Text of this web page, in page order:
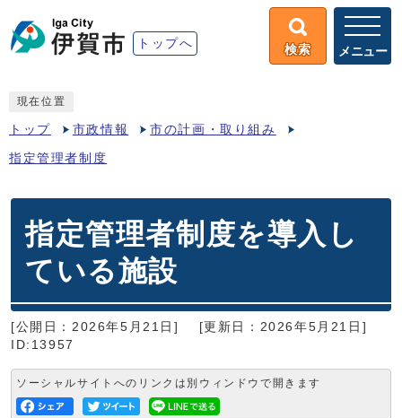
トップへ 検索 メニュー
現在位置
トップ 市政情報 市の計画・取り組み
指定管理者制度
指定管理者制度を導入し
ている施設
[公開日：2026年5月21日]
[更新日：2026年5月21日]
ID:13957
ソーシャルサイトへのリンクは別ウィンドウで開きます